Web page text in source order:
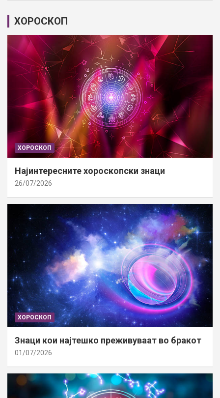
ХОРОСКОП
ХОРОСКОП
Најинтересните хороскопски знаци
26/07/2026
ХОРОСКОП
Знаци кои најтешко преживуваат во бракот
01/07/2026